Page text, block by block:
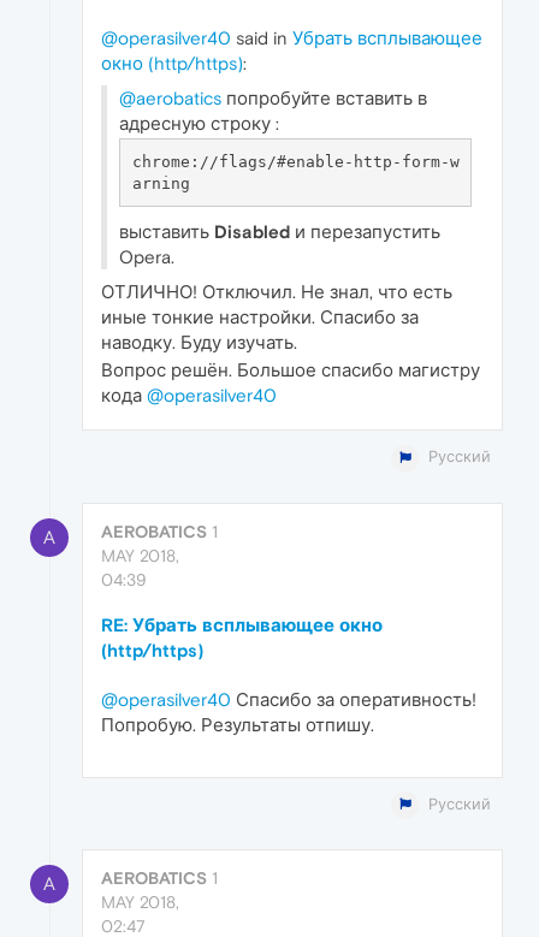
@operasilver40 said in Убрать всплывающее
окно (http/https):
@aerobatics попробуйте вставить в
адресную строку :
chrome://flags/#enable-http-form-w
выставить Disabled и перезапустить
Opera.
ОТЛИЧНО! Отключил. Не знал, что есть
иные тонкие настройки. Спасибо за
наводку. Буду изучать.
Вопрос решён. Большое спасибо магистру
кода @operasilver40
Русский
A AEROBATICS 1
MAY 2018,
04:39
RE: Убрать всплывающее окно
(http/https)
@operasilver40 Спасибо за оперативность!
Попробую. Результаты отпишу.
Русский
A AEROBATICS 1
MAY 2018,
02:47